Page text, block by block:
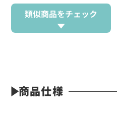
類似商品をチェック
商品仕様